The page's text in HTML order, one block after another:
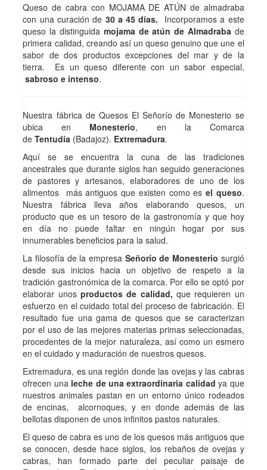
Queso de cabra con MOJAMA DE ATÚN de almadraba
con una curación de 30 a 45 días. Incorporamos a este
queso la distinguida mojama de atún de Almadraba de
primera calidad, creando así un queso genuino que une el
sabor de dos productos excepciones del mar y de la
tierra. Es un queso diferente con un sabor especial,
sabroso e intenso.
Nuestra fábrica de Quesos El Señorío de Monesterio se
ubica en Monesterio, en la Comarca
deTentudía (Badajoz). Extremadura.
Aquí se se encuentra la cuna de las tradiciones
ancestrales que durante siglos han seguido generaciones
de pastores y artesanos, elaboradores de uno de los
alimentos más antiguos que existen como es el queso.
Nuestra fábrica lleva años elaborando quesos, un
producto que es un tesoro de la gastronomía y que hoy
en día no puede faltar en ningún hogar por sus
innumerables beneficios para la salud.
La filosofía de la empresa Señorío de Monesterio surgió
desde sus inicios hacia un objetivo de respeto a la
tradición gastronómica de la comarca. Por ello se optó por
elaborar unosproductos de calidad, que requieren un
esfuerzo en el cuidado total del proceso de fabricación. El
resultado fue una gama de quesos que se caracterizan
por el uso de las mejores materias primas seleccionadas,
procedentes de la mejor naturaleza, así como un esmero
en el cuidado y maduración de nuestros quesos.
Extremadura, es una región donde las ovejas y las cabras
ofrecen una leche de una extraordinaria calidad ya que
nuestros animales pastan en un entorno único rodeados
de encinas, alcornoques, y en donde además de las
bellotas disponen de unos infinitos pastos naturales.
El queso de cabra es uno de los quesos más antiguos que
se conocen, desde hace siglos, los rebaños de ovejas y
cabras, han formado parte del peculiar paisaje de